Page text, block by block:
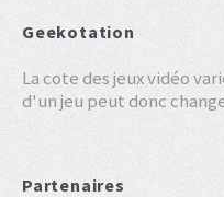
Geekotation
La cote des jeux vidéo
d'un jeu peut donc
Partenaires